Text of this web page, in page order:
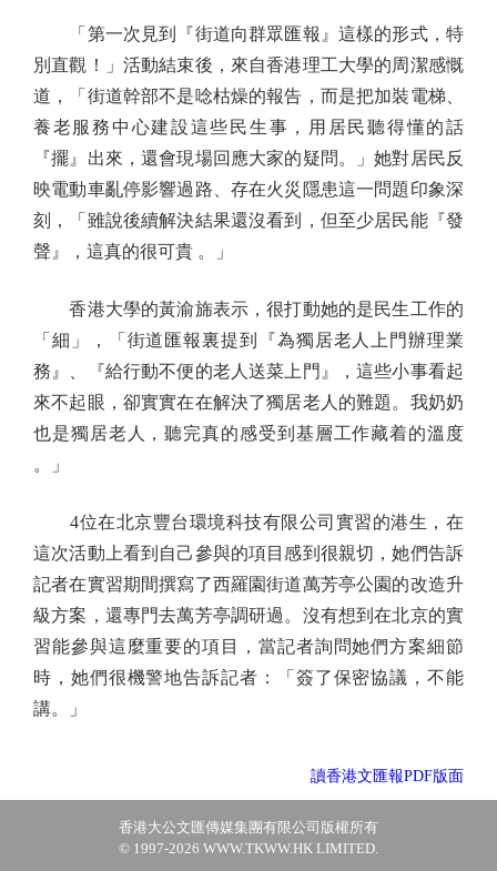
「第一次見到『街道向群眾匯報』這樣的形式，特
別直觀！」活動結束後，來自香港理工大學的周潔感慨
道，「街道幹部不是唸枯燥的報告，而是把加裝電梯、
養老服務中心建設這些民生事，用居民聽得懂的話
『擺』出來，還會現場回應大家的疑問。」她對居民反
映電動車亂停影響過路、存在火災隱患這一問題印象深
刻，「雖說後續解決結果還沒看到，但至少居民能『發
聲』，這真的很可貴 。」
香港大學的黃渝旆表示，很打動她的是民生工作的
「細」，「街道匯報裏提到『為獨居老人上門辦理業
務』、『給行動不便的老人送菜上門』，這些小事看起
來不起眼，卻實實在在解決了獨居老人的難題。我奶奶
也是獨居老人，聽完真的感受到基層工作藏着的溫度
。」
4位在北京豐台環境科技有限公司實習的港生，在
這次活動上看到自己參與的項目感到很親切，她們告訴
記者在實習期間撰寫了西羅園街道萬芳亭公園的改造升
級方案，還專門去萬芳亭調研過。沒有想到在北京的實
習能參與這麼重要的項目，當記者詢問她們方案細節
時，她們很機警地告訴記者：「簽了保密協議，不能
講。」
讀香港文匯報PDF版面
香港大公文匯傳媒集團有限公司版權所有
© 1997-2026 WWW.TKWW.HK LIMITED.